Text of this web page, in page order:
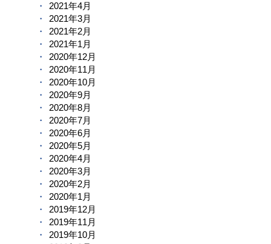
2021年4月
2021年3月
2021年2月
2021年1月
2020年12月
2020年11月
2020年10月
2020年9月
2020年8月
2020年7月
2020年6月
2020年5月
2020年4月
2020年3月
2020年2月
2020年1月
2019年12月
2019年11月
2019年10月